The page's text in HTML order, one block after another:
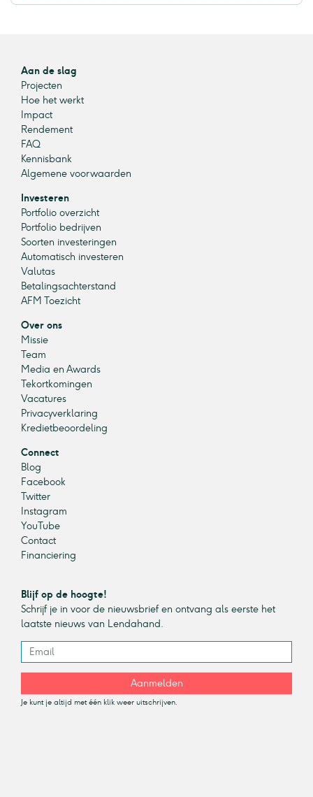
Aan de slag
Projecten
Hoe het werkt
Impact
Rendement
FAQ
Kennisbank
Algemene voorwaarden
Investeren
Portfolio overzicht
Portfolio bedrijven
Soorten investeringen
Automatisch investeren
Valutas
Betalingsachterstand
AFM Toezicht
Over ons
Missie
Team
Media en Awards
Tekortkomingen
Vacatures
Privacyverklaring
Kredietbeoordeling
Connect
Blog
Facebook
Twitter
Instagram
YouTube
Contact
Financiering
Blijf op de hoogte!
Schrijf je in voor de nieuwsbrief en ontvang als eerste het
laatste nieuws van Lendahand.
Aanmelden
Je kunt je altijd met één klik weer uitschrijven.